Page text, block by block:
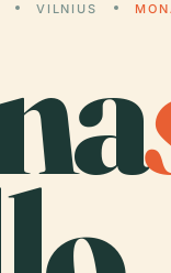
VILNIUS